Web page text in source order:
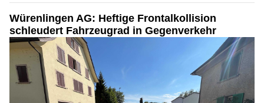
Würenlingen AG: Heftige Frontalkollision
schleudert Fahrzeugrad in Gegenverkehr